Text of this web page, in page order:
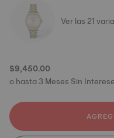
Ver las 21
$9,450.00
o hasta 3 Meses Sin